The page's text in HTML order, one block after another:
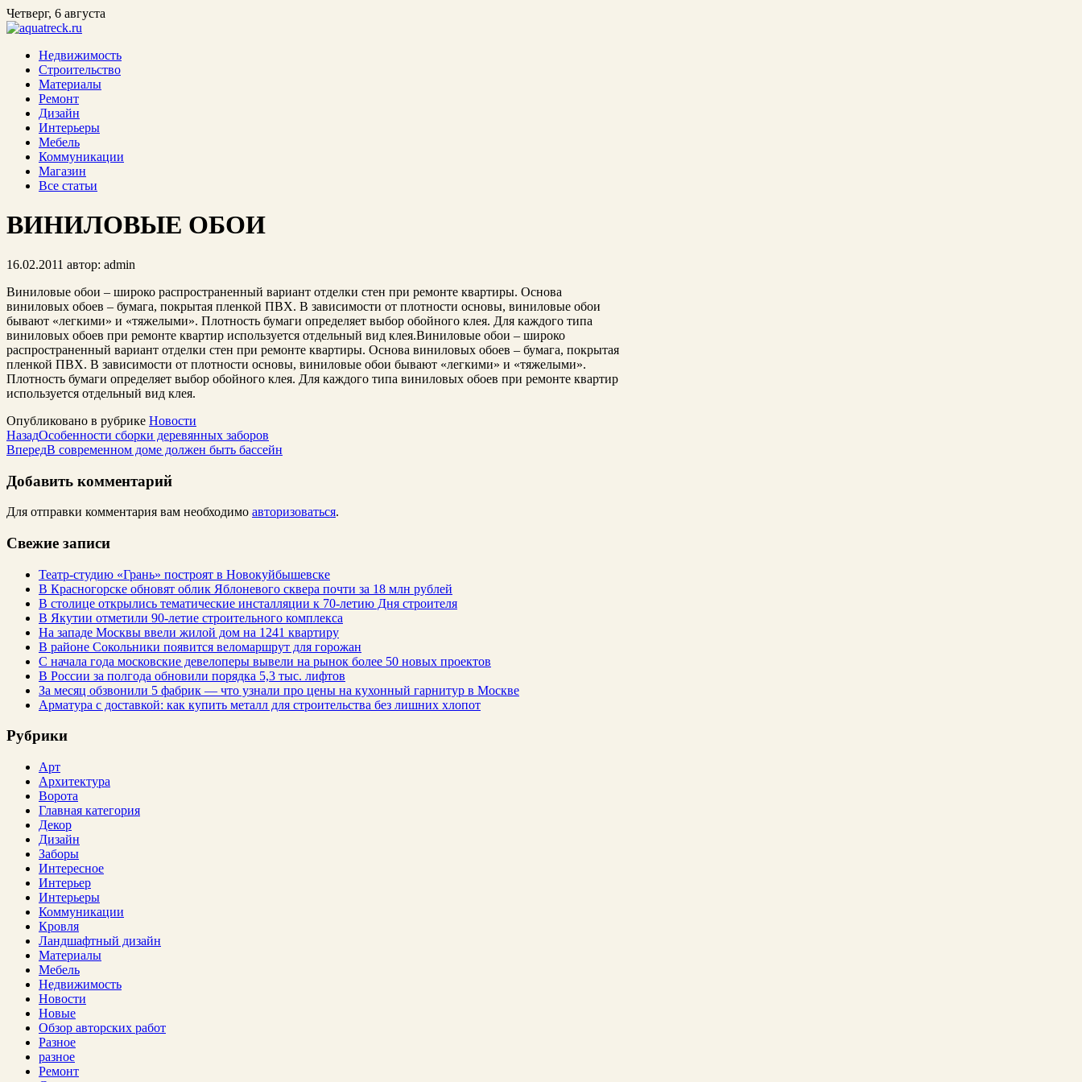
Четверг, 6 августа
Недвижимость
Строительство
Материалы
Ремонт
Дизайн
Интерьеры
Мебель
Коммуникации
Магазин
Все статьи
ВИНИЛОВЫЕ ОБОИ
16.02.2011 автор: admin
Виниловые обои – широко распространенный вариант отделки стен при ремонте квартиры. Основа
виниловых обоев – бумага, покрытая пленкой ПВХ. В зависимости от плотности основы, виниловые обои
бывают «легкими» и «тяжелыми». Плотность бумаги определяет выбор обойного клея. Для каждого типа
виниловых обоев при ремонте квартир используется отдельный вид клея.Виниловые обои – широко
распространенный вариант отделки стен при ремонте квартиры. Основа виниловых обоев – бумага, покрытая
пленкой ПВХ. В зависимости от плотности основы, виниловые обои бывают «легкими» и «тяжелыми».
Плотность бумаги определяет выбор обойного клея. Для каждого типа виниловых обоев при ремонте квартир
используется отдельный вид клея.
Опубликовано в рубрике Новости
НазадОсобенности сборки деревянных заборов
ВпередВ современном доме должен быть бассейн
Добавить комментарий
Для отправки комментария вам необходимо авторизоваться.
Свежие записи
Театр-студию «Грань» построят в Новокуйбышевске
В Красногорске обновят облик Яблоневого сквера почти за 18 млн рублей
В столице открылись тематические инсталляции к 70-летию Дня строителя
В Якутии отметили 90-летие строительного комплекса
На западе Москвы ввели жилой дом на 1241 квартиру
В районе Сокольники появится веломаршрут для горожан
С начала года московские девелоперы вывели на рынок более 50 новых проектов
В России за полгода обновили порядка 5,3 тыс. лифтов
За месяц обзвонили 5 фабрик — что узнали про цены на кухонный гарнитур в Москве
Арматура с доставкой: как купить металл для строительства без лишних хлопот
Рубрики
Арт
Архитектура
Ворота
Главная категория
Декор
Дизайн
Заборы
Интересное
Интерьер
Интерьеры
Коммуникации
Кровля
Ландшафтный дизайн
Материалы
Мебель
Недвижимость
Новости
Новые
Обзор авторских работ
Разное
разное
Ремонт